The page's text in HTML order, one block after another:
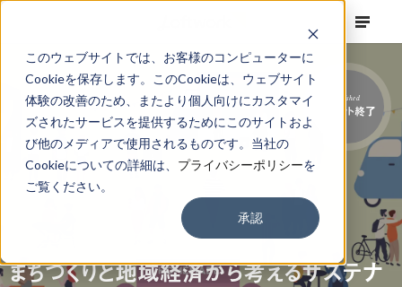
このウェブサイトでは、お客様のコンピューターに
Cookieを保存します。このCookieは、ウェブサイト
体験の改善のため、またより個人向けにカスタマイ
ズされたサービスを提供するためにこのサイトおよ
び他のメディアで使用されるものです。当社の
Cookieについての詳細は、 プライバシーポリシーを
ご覧ください。
承認
まちづくりと地域経済から考えるサステナ
Finished
イベント終了